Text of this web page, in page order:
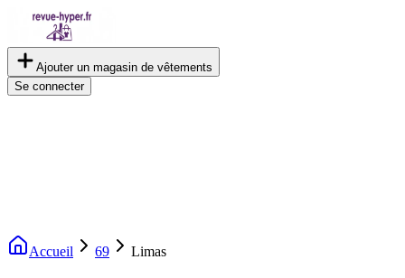
Ajouter un magasin de vêtements
Se connecter
Accueil 69 Limas